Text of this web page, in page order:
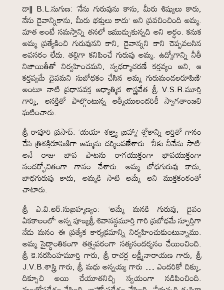
డా|| B.L.సుగుణ: ‘నేను గురువును కాను, మీరు శిష్యులు కారు,
నేను దైవాన్నికాను, మీరు భక్తులు కాదు’ అని ప్రవచించింది అమ్మ.
మాత అంటే సమస్తాన్ని తనలో ఇముడ్చుకున్నది అని అర్ధం. కనుక
అమ్మ ప్రత్యేకించి గురువునని కాని, దైవాన్నని కాని చెప్పవలసిన
అవసరం లేదు. తల్లిగా కనిపించే గురువు అమ్మ. ఉద్యోగాన్ని నీతీ
నిజాయితీతో నిర్వహించమని, స్వధర్మాచరణే కర్తవ్యం అని, ఆ
కర్తవ్యమే దైవమని సుబోధకం చేసిన అమ్మ గురుమండలరూపిణి’
అంటూ నాటి ప్రధానవక్త ఆధ్యాత్మిక శాస్త్రవేత శ్రీ V.S.R.మూర్తి
గార్కి, ఆసక్తితో పాల్గొంటున్న ఆత్మీయులందరికీ స్వాగతాంజలి
ఘటించారు.
శ్రీ రావూరి ప్రసాద్: ‘యయా శక్త్యా బ్రహ్మా’ శ్లోకాన్ని ఆర్తితో గానం
చేసి త్రిశక్తిరూపిణిగా అమ్మను దర్శింపజేశారు. ‘నీకు నీవేను సాటి’
అనే రాజు బావ పాటను రాగయుక్తంగా భావయుక్తంగా
సందర్భోచితంగా గానం చేశారు. అమ్మ బోధగురువు కాదు,
బాధగురువు కాదు, అమ్మకి సాటి అమ్మే అని ముక్తకంఠంతో
చాటారు.
శ్రీ ఎ.వి.ఆర్.సుబ్రహ్మణ్యం: ‘అమ్మే మనకి గురువు, దైవం
ఏకకాలంలో’ అన్న పూజ్యశ్రీ శివానన్దమూర్తి గారి ప్రబోధమే స్ఫూర్తిగా
నేడు మనం ఈ ప్రత్యేక కార్యక్రమాన్ని నిర్వహించుకుంటున్నాము.
అమ్మ సైద్ధాంతికంగా తత్త్వపరంగా సత్యసందర్శనం చేయించింది.
శ్రీ కె.నరసింహమూర్తి గారు, శ్రీ రాచర్ల లక్ష్మీనారాయణ గారు, శ్రీ
J.V.B.శాస్త్రి గారు, శ్రీ మధు అన్నయ్య గారు … ఎందరికో దిక్కు,
దిక్సూచి అయి చేయూతనిచ్చి స్వయంగా నడిపించింది.